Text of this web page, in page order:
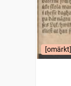
[omärkt]